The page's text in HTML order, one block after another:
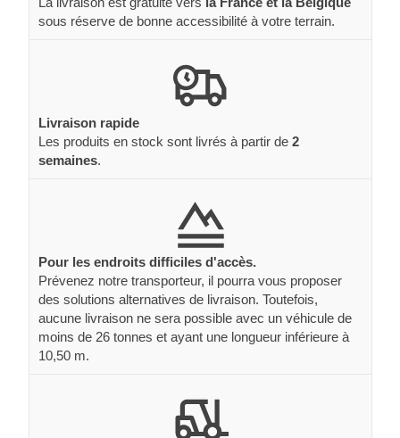
sous réserve de bonne accessibilité à votre terrain.
Livraison rapide
Les produits en stock sont livrés à partir de 2
semaines.
Pour les endroits difficiles d'accès.
Prévenez notre transporteur, il pourra vous proposer
des solutions alternatives de livraison. Toutefois,
aucune livraison ne sera possible avec un véhicule de
moins de 26 tonnes et ayant une longueur inférieure à
10,50 m.